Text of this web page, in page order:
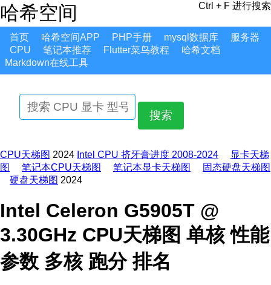
哈希空间 Ctrl + F 进行搜索
首页 哈希空间APP PHP手册 mysql数据库
服务器
CPU
笔记本推荐 Flutter菜鸟教程
哈希文档
Markdown在线工具
搜索
CPU天梯图 2024 Intel CPU 挤牙膏进度 2008-2024
显卡天梯
图
笔记本CPU天梯图 笔记本显卡天梯图
固态硬盘天梯图
硬盘天梯图 2024
Intel Celeron G5905T @
3.30GHz CPU天梯图 单核 性能
参数 多核 跑分 排名